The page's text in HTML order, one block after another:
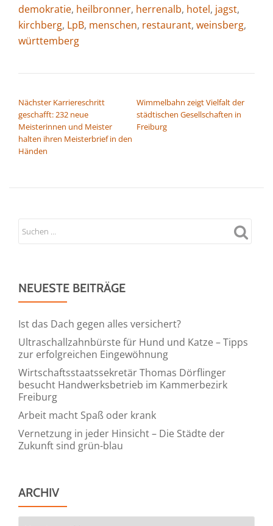
demokratie, heilbronner, herrenalb, hotel, jagst,
kirchberg, LpB, menschen, restaurant, weinsberg,
württemberg
Nächster Karriereschritt
geschafft: 232 neue
Meisterinnen und Meister
halten ihren Meisterbrief in den
Händen
Wimmelbahn zeigt Vielfalt der
städtischen Gesellschaften in
Freiburg
NEUESTE BEITRÄGE
Ist das Dach gegen alles versichert?
Ultraschallzahnbürste für Hund und Katze – Tipps
zur erfolgreichen Eingewöhnung
Wirtschaftsstaatssekretär Thomas Dörflinger
besucht Handwerksbetrieb im Kammerbezirk
Freiburg
Arbeit macht Spaß oder krank
Vernetzung in jeder Hinsicht – Die Städte der
Zukunft sind grün-blau
ARCHIV